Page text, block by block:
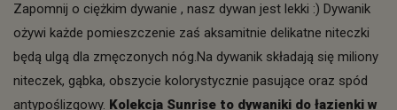
Zapomnij o ciężkim dywanie , nasz dywan jest lekki :) Dywanik
ożywi każde pomieszczenie zaś aksamitnie delikatne niteczki
będą ulgą dla zmęczonych nóg.Na dywanik składają się miliony
niteczek, gąbka, obszycie kolorystycznie pasujące oraz spód
antypoślizgowy. Kolekcja Sunrise to dywaniki do łazienki w